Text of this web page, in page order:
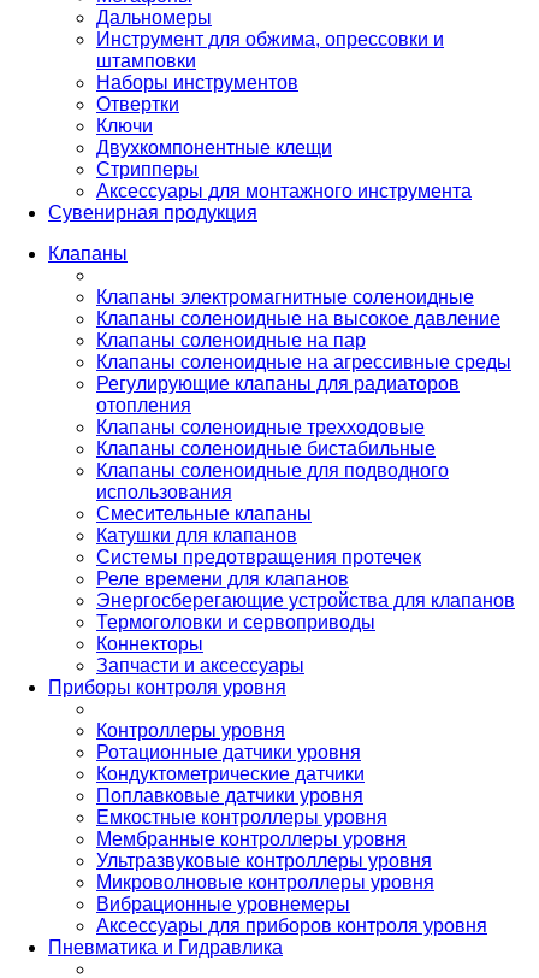
Дальномеры
Инструмент для обжима, опрессовки и
штамповки
Наборы инструментов
Отвертки
Ключи
Двухкомпонентные клещи
Стрипперы
Аксессуары для монтажного инструмента
Сувенирная продукция
Клапаны
Клапаны электромагнитные соленоидные
Клапаны соленоидные на высокое давление
Клапаны соленоидные на пар
Клапаны соленоидные на агрессивные среды
Регулирующие клапаны для радиаторов
отопления
Клапаны соленоидные трехходовые
Клапаны соленоидные бистабильные
Клапаны соленоидные для подводного
использования
Смесительные клапаны
Катушки для клапанов
Системы предотвращения протечек
Реле времени для клапанов
Энергосберегающие устройства для клапанов
Термоголовки и сервоприводы
Коннекторы
Запчасти и аксессуары
Приборы контроля уровня
Контроллеры уровня
Ротационные датчики уровня
Кондуктометрические датчики
Поплавковые датчики уровня
Емкостные контроллеры уровня
Мембранные контроллеры уровня
Ультразвуковые контроллеры уровня
Микроволновые контроллеры уровня
Вибрационные уровнемеры
Аксессуары для приборов контроля уровня
Пневматика и Гидравлика